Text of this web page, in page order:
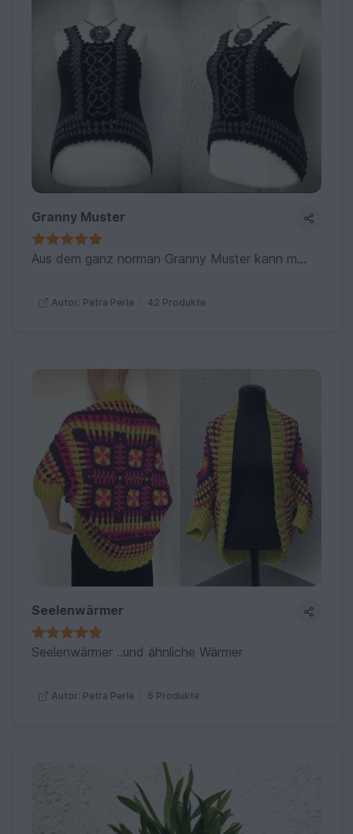
Granny Muster
Aus dem ganz norman Granny Muster kann man wesendlich mehr häkeln, als immer nur Dreieckstücke..siehe selbst !
Autor: Petra Perle 42 Produkte
Seelenwärmer
Seelenwärmer ..und ähnliche Wärmer
Autor: Petra Perle 6 Produkte